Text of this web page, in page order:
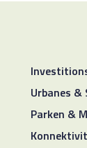
Urbanes &
Parken &